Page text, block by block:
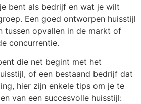
bent als bedrijf en wat je wilt
Een goed ontworpen huisstijl
tussen opvallen in de markt of
concurrentie.
die net begint met het
of een bestaand bedrijf dat
hier zijn enkele tips om je te
van een succesvolle huisstijl: